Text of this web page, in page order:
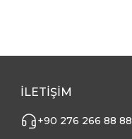
İLETİŞİM
+90 276 266 88 88